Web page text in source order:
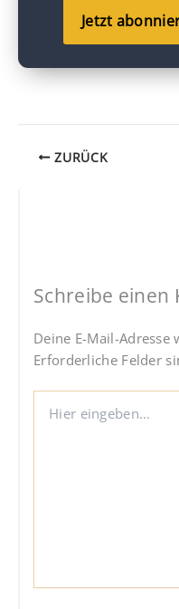
Jetzt
ZURÜCK
Schreibe einen
Deine E-Mail-
Erforderliche Felder
eingeben…